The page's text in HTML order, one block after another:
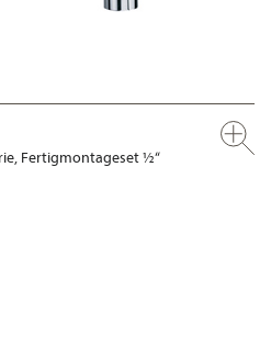
Fertigmontageset ½“